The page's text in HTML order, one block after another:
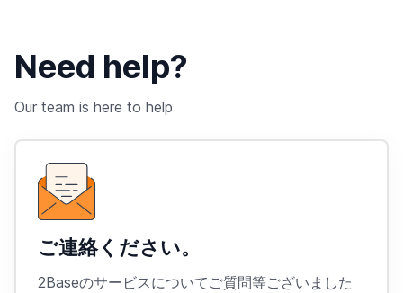
Need help?
Our team is here to help
ご連絡ください。
2Baseのサービスについてご質問等ございました